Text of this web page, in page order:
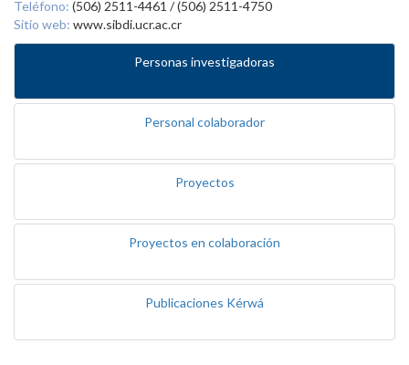
Teléfono: (506) 2511-4461 / (506) 2511-4750
Sitio web: www.sibdi.ucr.ac.cr
Personas investigadoras
Personal colaborador
Proyectos
Proyectos en colaboración
Publicaciones Kérwá